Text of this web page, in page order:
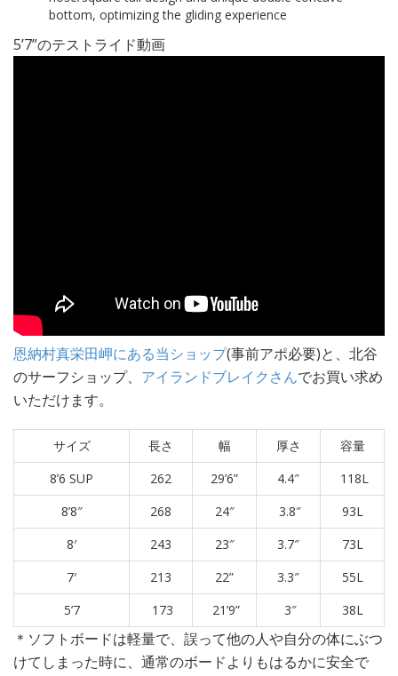
bottom, optimizing the gliding experience
5’7”のテストライド動画
恩納村真栄田岬にある当ショップ(事前アポ必要)と、北谷
のサーフショップ、 アイランドブレイクさんでお買い求め
いただけます。
サイズ 長さ 幅 厚さ
容量
8’6 SUP
262 29’6” 4.4″
118L
8’8″
268 24″ 3.8″
93L
8′
243 23″ 3.7″
73L
7′
213 22” 3.3″
55L
5’7
173 21’9” 3″ 38L
＊ソフトボードは軽量で、誤って他の人や自分の体にぶつ
けてしまった時に、通常のボードよりもはるかに安全で